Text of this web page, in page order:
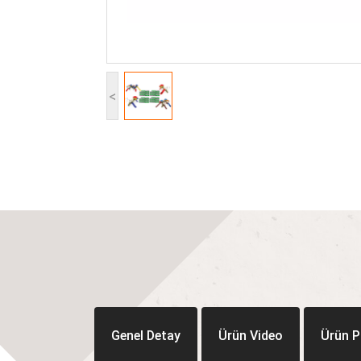
<
Genel Detay Ürün Video Ürün